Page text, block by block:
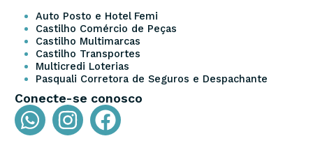
Auto Posto e Hotel Femi
Castilho Comércio de Peças
Castilho Multimarcas
Castilho Transportes
Multicredi Loterias
Pasquali Corretora de Seguros e Despachante
Conecte-se conosco